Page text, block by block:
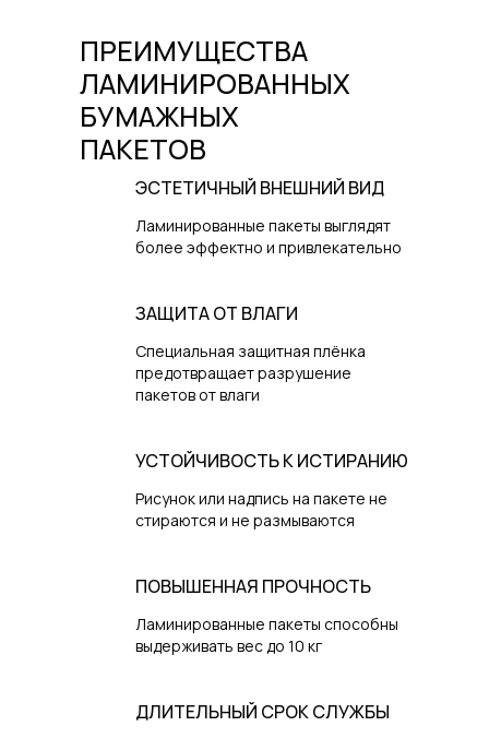
ПРЕИМУЩЕСТВА
ЛАМИНИРОВАННЫХ
БУМАЖНЫХ
ПАКЕТОВ
ЭСТЕТИЧНЫЙ ВНЕШНИЙ ВИД
Ламинированные пакеты выглядят
более эффектно и привлекательно
ЗАЩИТА ОТ ВЛАГИ
Специальная защитная плёнка
предотвращает разрушение
пакетов от влаги
УСТОЙЧИВОСТЬ К ИСТИРАНИЮ
Рисунок или надпись на пакете не
стираются и не размываются
ПОВЫШЕННАЯ ПРОЧНОСТЬ
Ламинированные пакеты способны
выдерживать вес до 10 кг
ДЛИТЕЛЬНЫЙ СРОК СЛУЖБЫ